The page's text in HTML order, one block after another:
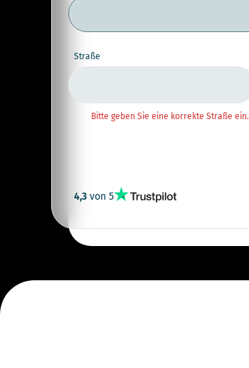
Straße
Bitte geben Sie eine korrekte Straße ein.
4,3 von 5